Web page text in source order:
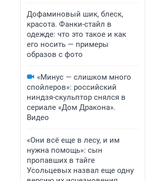
Дофаминовый шик, блеск,
красота. Фанки-стайл в
одежде: что это такое и как
его носить — примеры
образов с фото
«Минус — слишком много
спойлеров»: российский
ниндзя-скульптор снялся в
сериале «Дом Дракона».
Видео
«Они всё еще в лесу, и им
нужна помощь»: сын
пропавших в тайге
Усольцевых назвал еще одну